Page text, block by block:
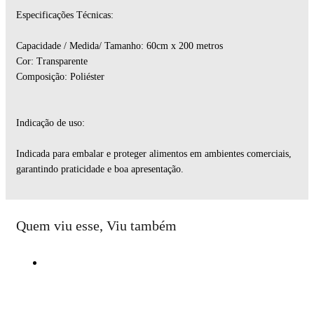
Especificações Técnicas:
Capacidade / Medida/ Tamanho: 60cm x 200 metros
Cor: Transparente
Composição: Poliéster
Indicação de uso:
Indicada para embalar e proteger alimentos em ambientes comerciais,
garantindo praticidade e boa apresentação.
Quem viu esse, Viu também